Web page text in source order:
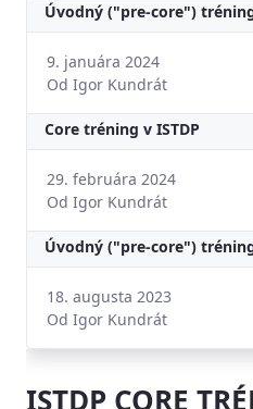
ISTDP CORE
Úvodný ("pre-core")
9. januára 2024
Od Igor Kundrát
Core tréning v ISTDP
29. februára 2024
Od Igor Kundrát
Úvodný ("pre-core")
18. augusta 2023
Od Igor Kundrát